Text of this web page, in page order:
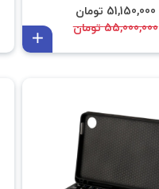
51,150,000 تومان
55,000,000 تومان